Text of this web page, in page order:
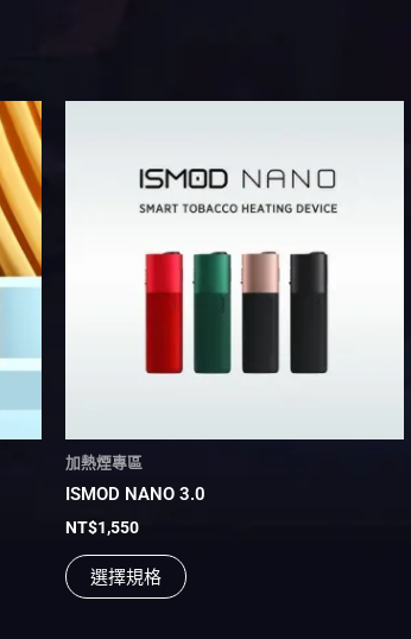
加熱煙專區
ISMOD NANO 3.0
NT$1,550
選擇規格
品
有
種
款
在
面
選